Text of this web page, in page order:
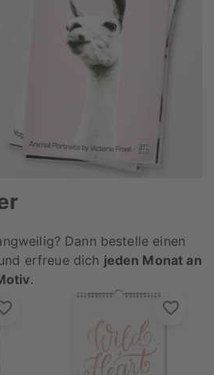
Dann bestelle einen
erfreue dich jeden Monat an
.